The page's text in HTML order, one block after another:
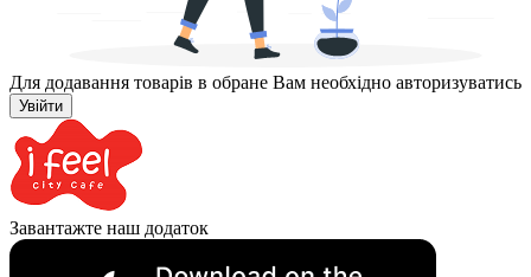
Для додавання товарів в обране Вам необхідно авторизуватись
Увійти
Завантажте наш додаток